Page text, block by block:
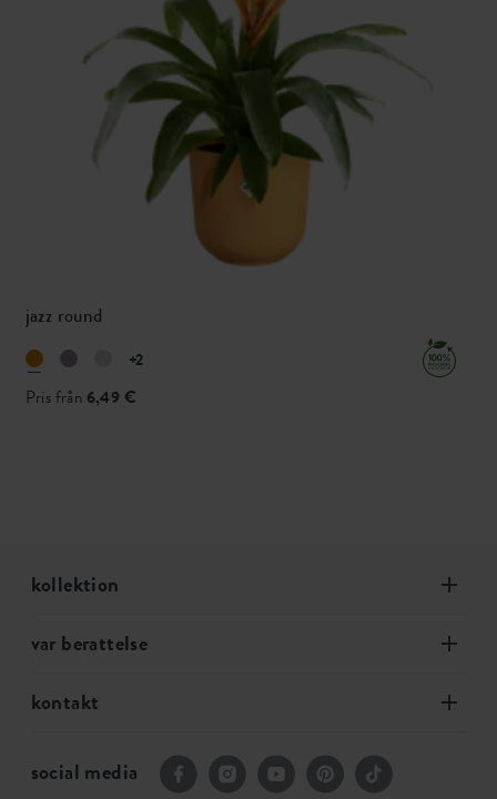
jazz round
+2
Pris från 6,49 €
kollektion
var berattelse
kontakt
social media